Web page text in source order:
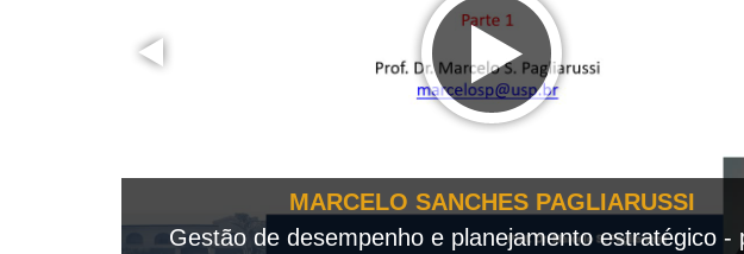
MARCELO SANCHES PAGLIARUSSI
Gestão de desempenho e planejamento estratégico -